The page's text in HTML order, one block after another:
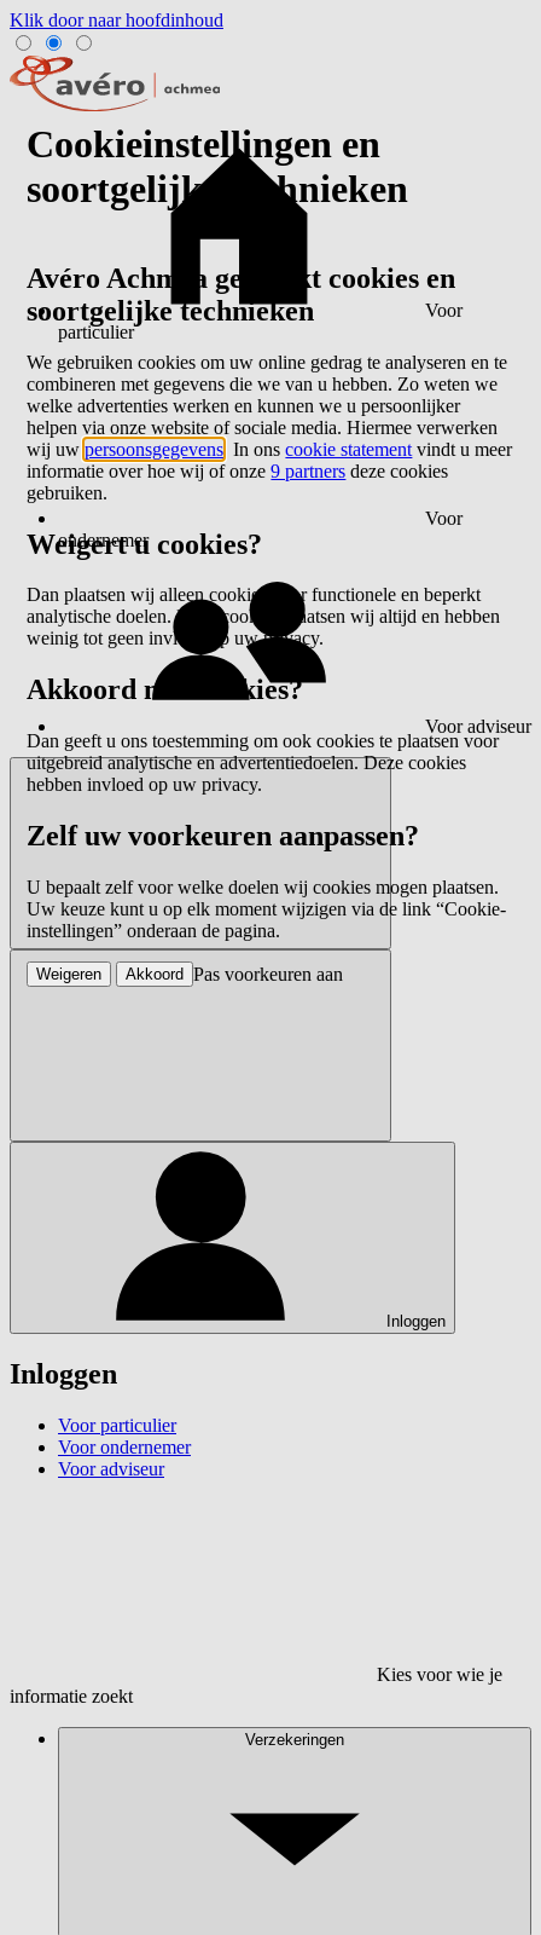
Klik door naar hoofdinhoud
Voor
particulier
Voor
ondernemer
Voor adviseur
Inloggen
Inloggen
Voor particulier
Voor ondernemer
Voor adviseur
Kies voor wie je
informatie zoekt
Verzekeringen
Cookieinstellingen en
soortgelijke technieken
Avéro Achmea gebruikt cookies en
soortgelijke technieken
We gebruiken cookies om uw online gedrag te analyseren en te
combineren met gegevens die we van u hebben. Zo weten we
welke advertenties werken en kunnen we u persoonlijker
helpen via onze website of sociale media. Hiermee verwerken
wij uwpersoonsgegevens . In onscookie statement vindt u meer
informatie over hoe wij of onze9 partners deze cookies
gebruiken.
Weigert u cookies?
Dan plaatsen wij alleen cookies voor functionele en beperkt
analytische doelen. Deze cookies plaatsen wij altijd en hebben
weinig tot geen invloed op uw privacy.
Akkoord met cookies?
Dan geeft u ons toestemming om ook cookies te plaatsen voor
uitgebreid analytische en advertentiedoelen. Deze cookies
hebben invloed op uw privacy.
Zelf uw voorkeuren aanpassen?
U bepaalt zelf voor welke doelen wij cookies mogen plaatsen.
Uw keuze kunt u op elk moment wijzigen via de link “Cookie-
instellingen” onderaan de pagina.
Pas voorkeuren aan
Weigeren Akkoord